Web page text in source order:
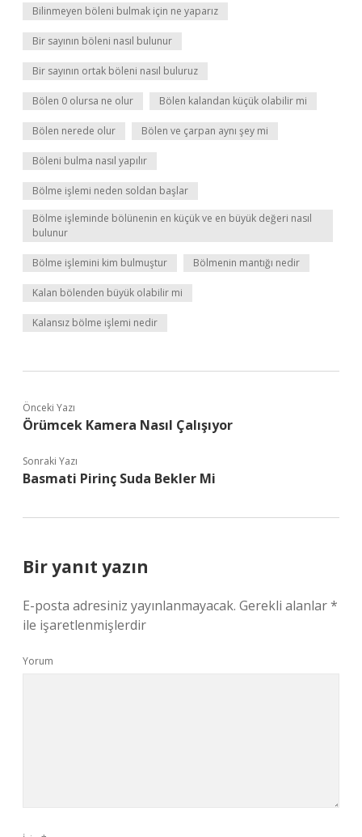
Bilinmeyen böleni bulmak için ne yaparız
Bir sayının böleni nasıl bulunur
Bir sayının ortak böleni nasıl buluruz
Bölen 0 olursa ne olur Bölen kalandan küçük olabilir mi
Bölen nerede olur Bölen ve çarpan aynı şey mi
Böleni bulma nasıl yapılır
Bölme işlemi neden soldan başlar
Bölme işleminde bölünenin en küçük ve en büyük değeri nasıl
bulunur
Bölme işlemini kim bulmuştur Bölmenin mantığı nedir
Kalan bölenden büyük olabilir mi
Kalansız bölme işlemi nedir
Önceki Yazı
Örümcek Kamera Nasıl Çalışıyor
Sonraki Yazı
Basmati Pirinç Suda Bekler Mi
Bir yanıt yazın
E-posta adresiniz yayınlanmayacak. Gerekli alanlar*
ile işaretlenmişlerdir
Yorum